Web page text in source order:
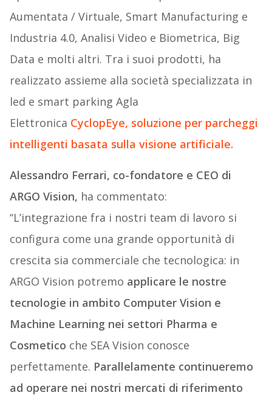
Aumentata / Virtuale, Smart Manufacturing e
Industria 4.0, Analisi Video e Biometrica, Big
Data e molti altri. Tra i suoi prodotti, ha
realizzato assieme alla società specializzata in
led e smart parking Agla
Elettronica CyclopEye, soluzione per parcheggi
intelligenti basata sulla visione artificiale.
Alessandro Ferrari, co-fondatore e CEO di
ARGO Vision, ha commentato:
“L’integrazione fra i nostri team di lavoro si
configura come una grande opportunità di
crescita sia commerciale che tecnologica: in
ARGO Vision potremo applicare le nostre
tecnologie in ambito Computer Vision e
Machine Learning nei settori Pharma e
Cosmetico che SEA Vision conosce
perfettamente. Parallelamente continueremo
ad operare nei nostri mercati di riferimento